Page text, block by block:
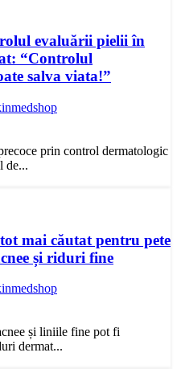
evaluării pielii în
“Controlul
salva viata!”
prin control dermatologic
de...
mai căutat pentru pete
și riduri fine
și liniile fine pot fi
dermat...